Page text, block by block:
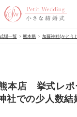
式場一覧 熊本県 加藤神社(かとう
本店 挙式レ
での少人数結